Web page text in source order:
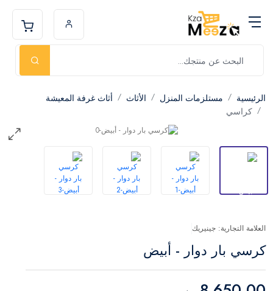
الرئيسية مستلزمات المنزل الأثاث
أثاث غرفة المعيشة
كراسي
العلامة التجارية: جينيريك
كرسي بار دوار - أبيض